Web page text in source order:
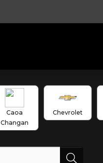
Caoa
Changan
Chevrolet